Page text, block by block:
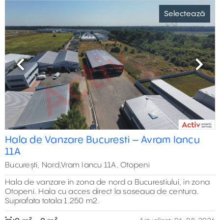
Selectează
Next
București, Nord,Soseaua de Centura, 20
Depozit de închiriat în Tunari, amplasat la 3,5 km distanță
de intersecția dintre șoseaua de centură și A3. Acces
direct din Șoseaua de Centură. Locația oferă conexiuni
excelente către oraș și către principalele rute rutiere.
860 m² - 860 m² Actualizat:06-08-2026
Selectează
Previous Next
Proiect Logistic in Tunari
București,Tunari
proiect modern aflat in curs de autorizare, amplasat in
zona Tunari. Suprafata totala 81.290 m2
0 m² - 81.290 m²